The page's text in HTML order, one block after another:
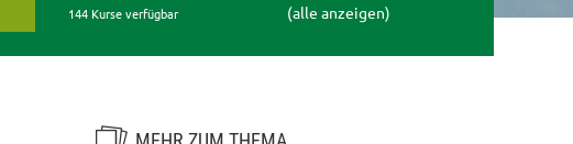
144 Kurse verfügbar (alle anzeigen)